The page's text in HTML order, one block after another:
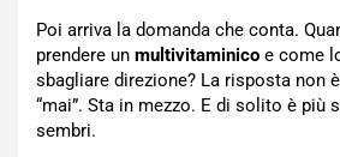
Poi arriva la domanda che conta.
prendere un multivitaminico e come
sbagliare direzione? La risposta non è
“mai”. Sta in mezzo. E di solito è più
sembri.